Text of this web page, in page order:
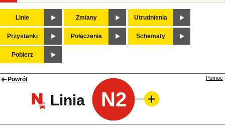
Linie Zmiany Utrudnienia
Przystanki Połączenia Schematy
Pobierz
Powrót
Linia N2
Pomoc